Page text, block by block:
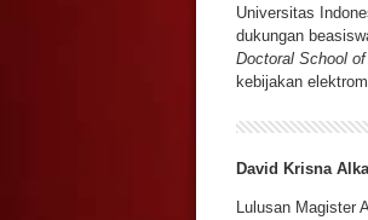
Universitas
dukungan
Doctoral School
kebijakan
David Krisna Alka
Lulusan Magister